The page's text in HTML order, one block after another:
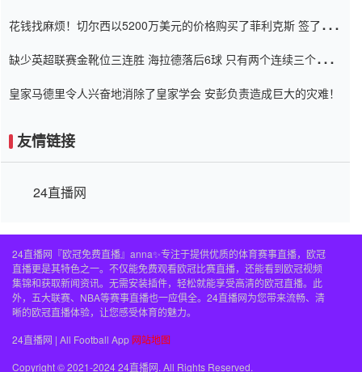
花钱找麻烦！切尔西以5200万美元的价格购买了菲利克斯 签了7年
缺少英超联赛金靴位三连胜 海拉德落后6球 只有两个连续三个连续
皇家马德里令人兴奋地消除了皇家学会 安彭负责造成巨大的灾难！
友情链接
24直播网
24直播网『欧冠免费直播』anna✨专注于提供优质的体育赛事直播，欧冠
直播更是其特色之一。不仅能免费观看欧冠比赛直播，还能看到欧冠视频
集锦和获取新闻资讯。无需安装插件，轻松就能享受高清的欧冠直播。此
外，五大联赛、NBA等赛事直播也一应俱全。24直播网为您带来流畅、清
晰的欧冠直播体验，让您感受体育的魅力。
24直播网 | All Football App 网站地图
Copyright © 2021-2024 24直播网. All Rights Reserved.